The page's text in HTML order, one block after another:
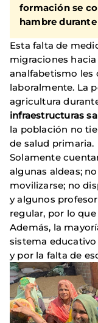
formación se
hambre
Esta falta de
migraciones
analfabetismo les
laboralmente. La
agricultura
infraestructuras
la población no
de salud primaria.
Solamente
algunas aldeas;
movilizarse; no
y algunos
regular, por lo que
Además, la
sistema
y por la falta de